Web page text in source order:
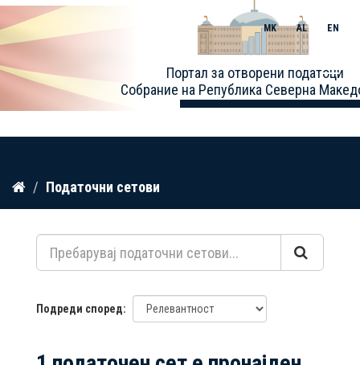
Прескокнете
содржина
Портал за отворени податоци
Собрание на Република Северна
MK AL EN
Toggle
Податочни сетови
Подреди според